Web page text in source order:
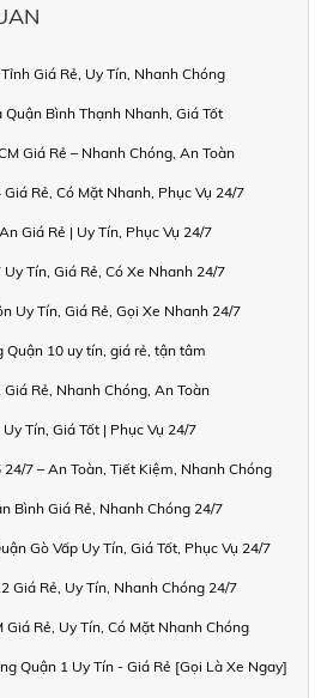
Giá Rẻ, Uy Tín, Nhanh Chóng
Quận Bình Thạnh Nhanh, Giá Tốt
Giá Rẻ – Nhanh Chóng, An Toàn
Rẻ, Có Mặt Nhanh, Phục Vụ 24/7
Giá Rẻ | Uy Tín, Phục Vụ 24/7
Tín, Giá Rẻ, Có Xe Nhanh 24/7
Uy Tín, Giá Rẻ, Gọi Xe Nhanh 24/7
Quận 10 uy tín, giá rẻ, tận tâm
Rẻ, Nhanh Chóng, An Toàn
Tín, Giá Tốt | Phục Vụ 24/7
7 – An Toàn, Tiết Kiệm, Nhanh Chóng
Bình Giá Rẻ, Nhanh Chóng 24/7
Gò Vấp Uy Tín, Giá Tốt, Phục Vụ 24/7
Giá Rẻ, Uy Tín, Nhanh Chóng 24/7
Giá Rẻ, Uy Tín, Có Mặt Nhanh Chóng
Quận 1 Uy Tín - Giá Rẻ [Gọi Là Xe Ngay]